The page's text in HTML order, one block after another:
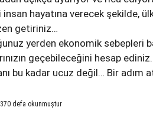
insan hayatına verecek şekilde,
getiriniz…
yerden ekonomik sebepleri
geçebileceğini hesap
bu kadar ucuz değil… Bir
defa okunmuştur